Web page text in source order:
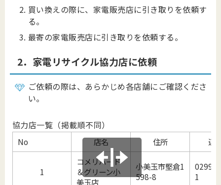
買い換えの際に、家電販売店に引き取りを依頼す
る。
最寄の家電販売店に引き取りを依頼する。
2．家電リサイクル協力店に依頼
ご依頼の際は、あらかじめ各店舗にご確認くださ
い。
協力店一覧（掲載順不同）
No 店名 住所 連
1
コメリハード
＆グリーン小
美玉店
小美玉市堅倉1
598-8
0299-
1